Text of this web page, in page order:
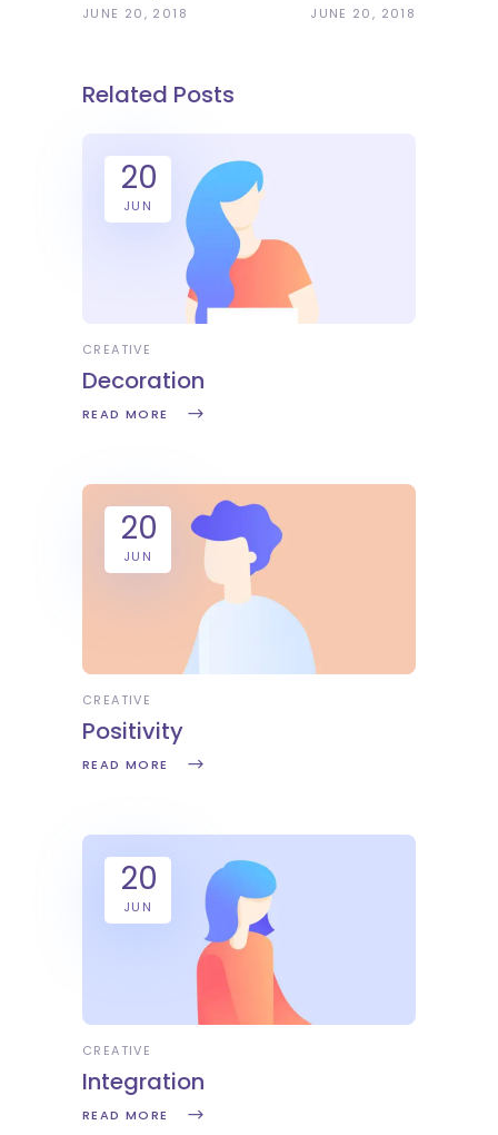
JUNE 20, 2018 JUNE 20, 2018
Related Posts
20
JUN
CREATIVE
Decoration
READ MORE
20
JUN
CREATIVE
Positivity
READ MORE
20
JUN
CREATIVE
Integration
READ MORE